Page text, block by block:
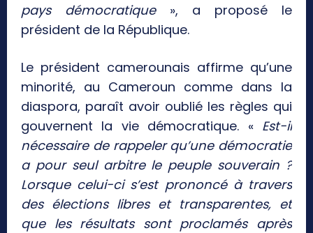
pays démocratique», a proposé le
président de la République.
Le président camerounais affirme qu’une
minorité, au Cameroun comme dans la
diaspora, paraît avoir oublié les règles qui
gouvernent la vie démocratique. « Est-il
nécessaire de rappeler qu’une démocratie
a pour seul arbitre le peuple souverain ?
Lorsque celui-ci s’est prononcé à travers
des élections libres et transparentes, et
que les résultats sont proclamés après